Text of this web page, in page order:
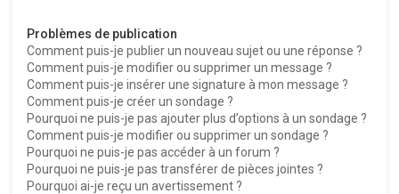
Problèmes de publication
Comment puis-je publier un nouveau sujet ou une réponse ?
Comment puis-je modifier ou supprimer un message ?
Comment puis-je insérer une signature à mon message ?
Comment puis-je créer un sondage ?
Pourquoi ne puis-je pas ajouter plus d’options à un sondage ?
Comment puis-je modifier ou supprimer un sondage ?
Pourquoi ne puis-je pas accéder à un forum ?
Pourquoi ne puis-je pas transférer de pièces jointes ?
Pourquoi ai-je reçu un avertissement ?